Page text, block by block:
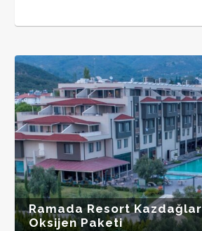
Ramada Resort
Oksijen Paketi